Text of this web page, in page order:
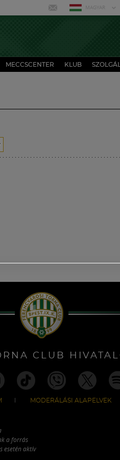
MAGYAR
MECCSCENTER KLUB
CLUB
MODERÁLÁSI ALAPELVEK
a forrás
esetén aktív